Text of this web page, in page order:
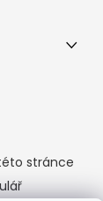
stránce